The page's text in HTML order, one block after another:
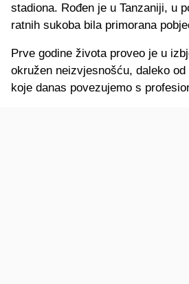
stadiona. Rođen je u Tanzaniji, u
ratnih sukoba bila primorana
Prve godine života proveo je u
okružen neizvjesnošću, daleko
koje danas povezujemo s